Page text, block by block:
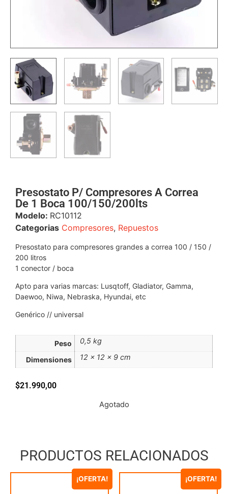
Presostato P/ Compresores A Correa
De 1 Boca 100/150/200lts
Modelo: RC10112
Categorias Compresores, Repuestos
Presostato para compresores grandes a correa 100 / 150 /
200 litros
1 conector / boca
Apto para varias marcas: Lusqtoff, Gladiator, Gamma,
Daewoo, Niwa, Nebraska, Hyundai, etc
Genérico // universal
Peso 0,5 kg
Dimensiones 12 × 12 × 9 cm
$21.990,00
Agotado
PRODUCTOS RELACIONADOS
¡OFERTA! ¡OFERTA!